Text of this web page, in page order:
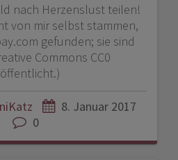
nach Herzenslust teilen!
von mir selbst stammen,
gefunden; sie sind
Commons CC0
8. Januar 2017
0